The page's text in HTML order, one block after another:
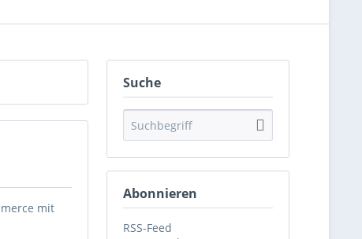
Suche
Abonnieren
RSS-Feed
mit